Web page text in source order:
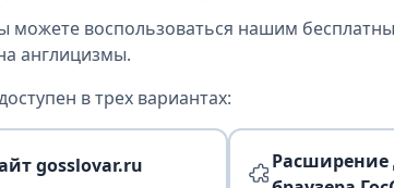
можете воспользоваться нашим
англицизмы.
в трех вариантах:
gosslovar.ru
Расширение